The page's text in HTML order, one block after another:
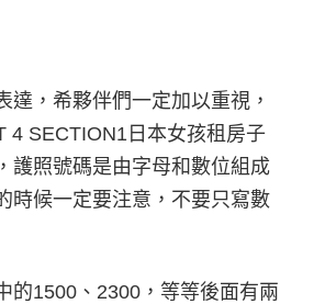
達，希夥伴們一定加以重視，
4 SECTION1日本女孩租房子
護照號碼是由字母和數位組成
時候一定要注意，不要只寫數
的1500、2300，等等後面有兩